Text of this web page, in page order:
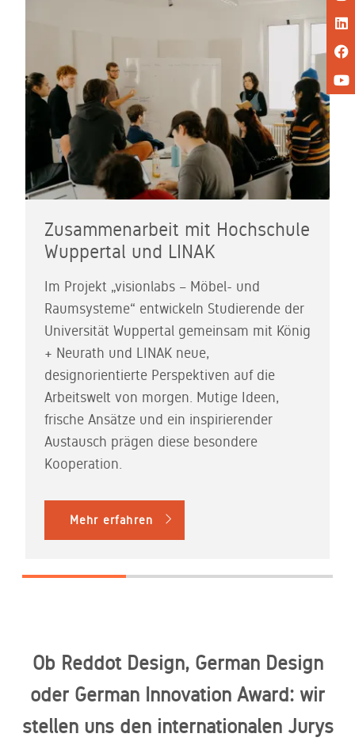
Zusammenarbeit mit Hochschule
Wuppertal und LINAK
Im Projekt „visionlabs – Möbel- und
Raumsysteme“ entwickeln Studierende der
Universität Wuppertal gemeinsam mit König
+ Neurath und LINAK neue,
designorientierte Perspektiven auf die
Arbeitswelt von morgen. Mutige Ideen,
frische Ansätze und ein inspirierender
Austausch prägen diese besondere
Kooperation.
Mehr erfahren
Ob Reddot Design, German Design
oder German Innovation Award: wir
stellen uns den internationalen Jurys